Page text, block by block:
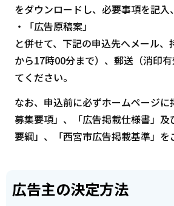
をダウンロードし、必要事項を記入、
・「広告原稿案」
と併せて、下記の申込先へメール
から17時00分まで）、郵送（消印
てください。
なお、申込前に必ずホームページ
募集要項」、「広告掲載仕様書」
要綱」、「西宮市広告掲載基準」を
広告主の決定方法